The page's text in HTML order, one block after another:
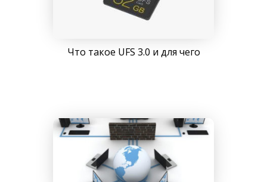
Что такое UFS 3.0 и для чего